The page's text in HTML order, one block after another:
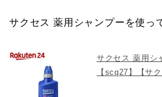
サクセス 薬用シャンプーを使っ
サクセス 薬用シ
【scq27】【サク